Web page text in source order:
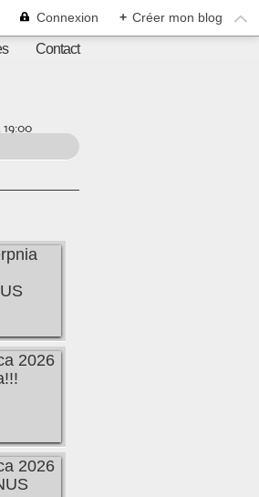
Connexion + Créer mon blog
Contact